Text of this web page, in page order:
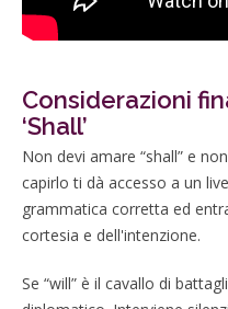
Considerazioni
‘Shall’
Non devi amare “shall” e
capirlo ti dà accesso a un
grammatica corretta ed
cortesia e dell'intenzione.
Se “will” è il cavallo di